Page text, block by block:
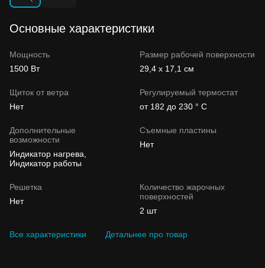
Основные характеристики
Мощность
1500 Вт
Размер рабочей поверхности
29,4 х 17,1 см
Щиток от ветра
Нет
Регулируемый термостат
от 182 до 230 ° C
Дополнительные
возможности
Индикатор нагрева,
Индикатор работы
Съемные пластины
Нет
Решетка
Нет
Количество жарочных
поверхностей
2 шт
Все характеристики Детальнее про товар